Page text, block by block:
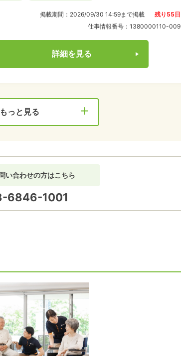
掲載期間： 2026/09/30 14:59まで掲載 残り 55 日
仕事情報番号： 1380000110-009
詳細を見る
もっと見る
い合わせの方はこちら
6846-1001